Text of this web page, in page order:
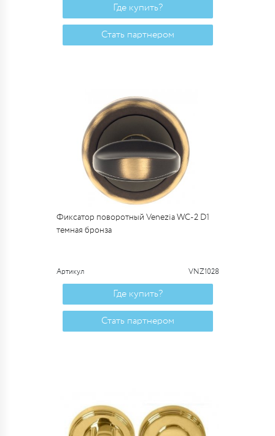
Где купить?
Стать партнером
Фиксатор поворотный Venezia WC-2 D1
темная бронза
Артикул VNZ1028
Где купить?
Стать партнером